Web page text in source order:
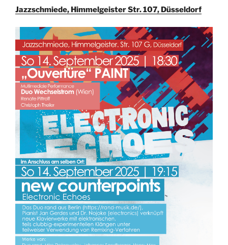
Jazzschmiede, Himmelgeister Str. 107, Düsseldorf